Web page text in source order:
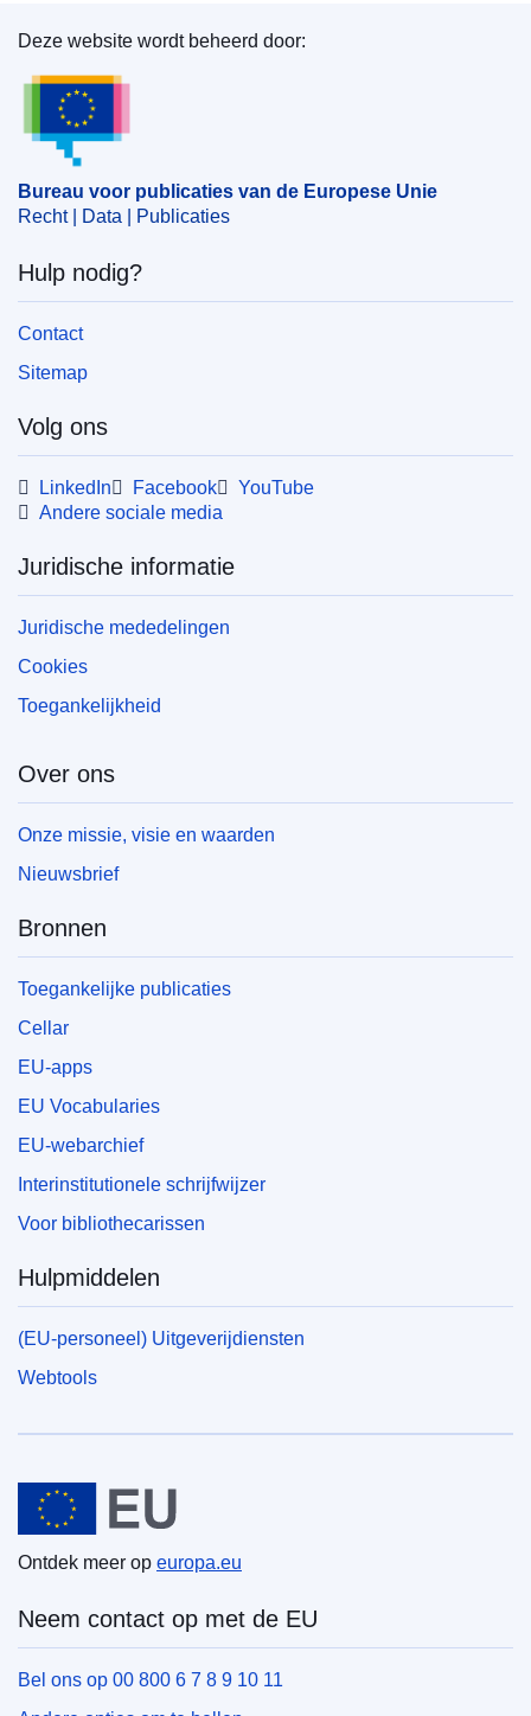
Bureau voor publicaties van de Europese Unie
Deze website wordt beheerd door:
Bureau voor publicaties van de Europese Unie
Recht | Data | Publicaties
Hulp nodig?
Contact
Sitemap
Volg ons
LinkedIn Facebook
YouTube
Andere sociale media
Juridische informatie
Juridische mededelingen
Cookies
Toegankelijkheid
Over ons
Onze missie, visie en waarden
Nieuwsbrief
Bronnen
Toegankelijke publicaties
Cellar
EU-apps
EU Vocabularies
EU-webarchief
Interinstitutionele schrijfwijzer
Voor bibliothecarissen
Hulpmiddelen
(EU-personeel) Uitgeverijdiensten
Webtools
Europese Unie
Ontdek meer op europa.eu
Neem contact op met de EU
Bel ons op 00 800 6 7 8 9 10 11